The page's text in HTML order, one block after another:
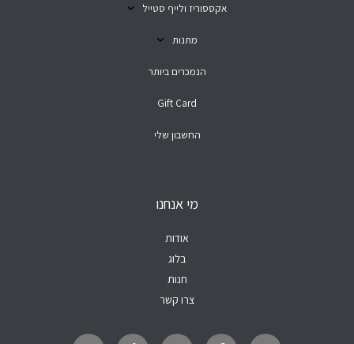
אקססוריז ולייף סטייל
מתנות
הנמכרים ביותר
Gift Card
החשבון שלי
מי אנחנו
אודות
בלוג
חנות
צרו קשר
I
F
Y
T
W